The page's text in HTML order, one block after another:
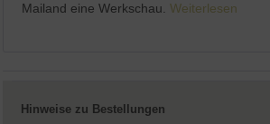
Mailand eine Werkschau.Weiterlesen
Hinweise zu Bestellungen